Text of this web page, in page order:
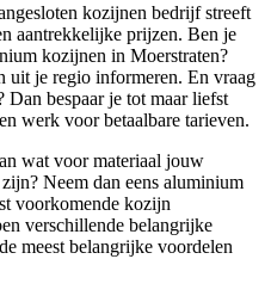
kozijnen bedrijf streeft
aantrekkelijke prijzen. Ben je
kozijnen in Moerstraten?
uit je regio informeren. En vraag
bespaar je tot maar liefst
werk voor betaalbare tarieven.
wat voor materiaal jouw
Neem dan eens aluminium
voorkomende kozijn
verschillende belangrijke
meest belangrijke voordelen